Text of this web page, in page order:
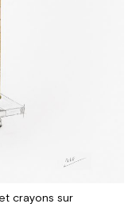
crayons sur